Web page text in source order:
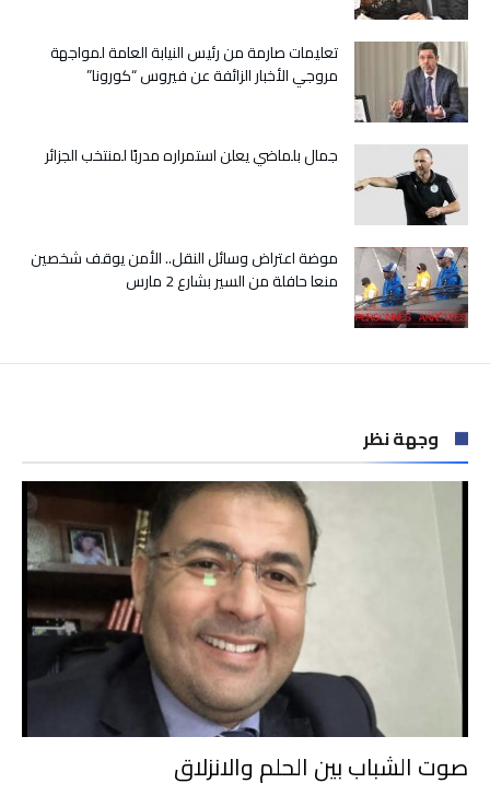
مغلقة
تعليمات صارمة من رئيس النيابة العامة لمواجهة
مروجي الأخبار الزائفة عن فيروس “كورونا”
جمال بلماضي يعلن استمراره مدربًا لمنتخب الجزائر
موضة اعتراض وسائل النقل.. الأمن يوقف شخصين
منعا حافلة من السير بشارع 2 مارس
وجهة نظر
صوت الشباب بين الحلم والانزلاق